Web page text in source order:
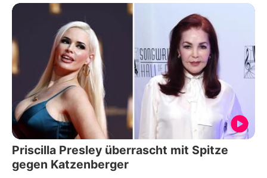
Priscilla Presley überrascht mit Spitze
gegen Katzenberger